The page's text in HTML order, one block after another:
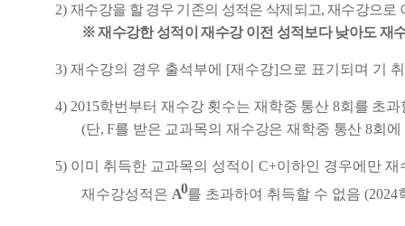
2) 재수강을 할 경우 기존의 성적은 삭제되고,재수강으로
※재수강한 성적이 재수강 이전 성적보다 낮아도 재
3) 재수강의 경우 출석부에 [재수강]으로 표기되며 기
4) 2015학번부터 재수강 횟수는 재학중 통산 8회를 초과
(단, F를 받은 교과목의 재수강은 재학중 통산8회에
5) 이미 취득한 교과목의 성적이 C+이하인 경우에만 재
재수강성적은 A0를 초과하여 취득할 수 없음(2024